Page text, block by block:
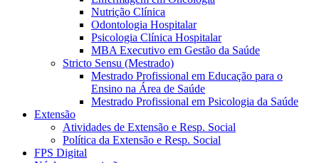
Nutrição Clínica
Odontologia Hospitalar
Psicologia Clínica Hospitalar
MBA Executivo em Gestão da Saúde
Stricto Sensu (Mestrado)
Mestrado Profissional em Educação para o
Ensino na Área de Saúde
Mestrado Profissional em Psicologia da Saúde
Extensão
Atividades de Extensão e Resp. Social
Política da Extensão e Resp. Social
FPS Digital